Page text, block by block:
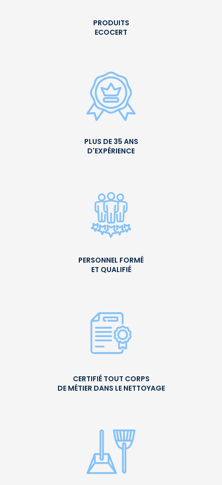
PRODUITS
ECOCERT
PLUS DE 35 ANS
D'EXPÉRIENCE
PERSONNEL FORMÉ
ET QUALIFIÉ
CERTIFIÉ TOUT CORPS
DE MÉTIER DANS LE NETTOYAGE